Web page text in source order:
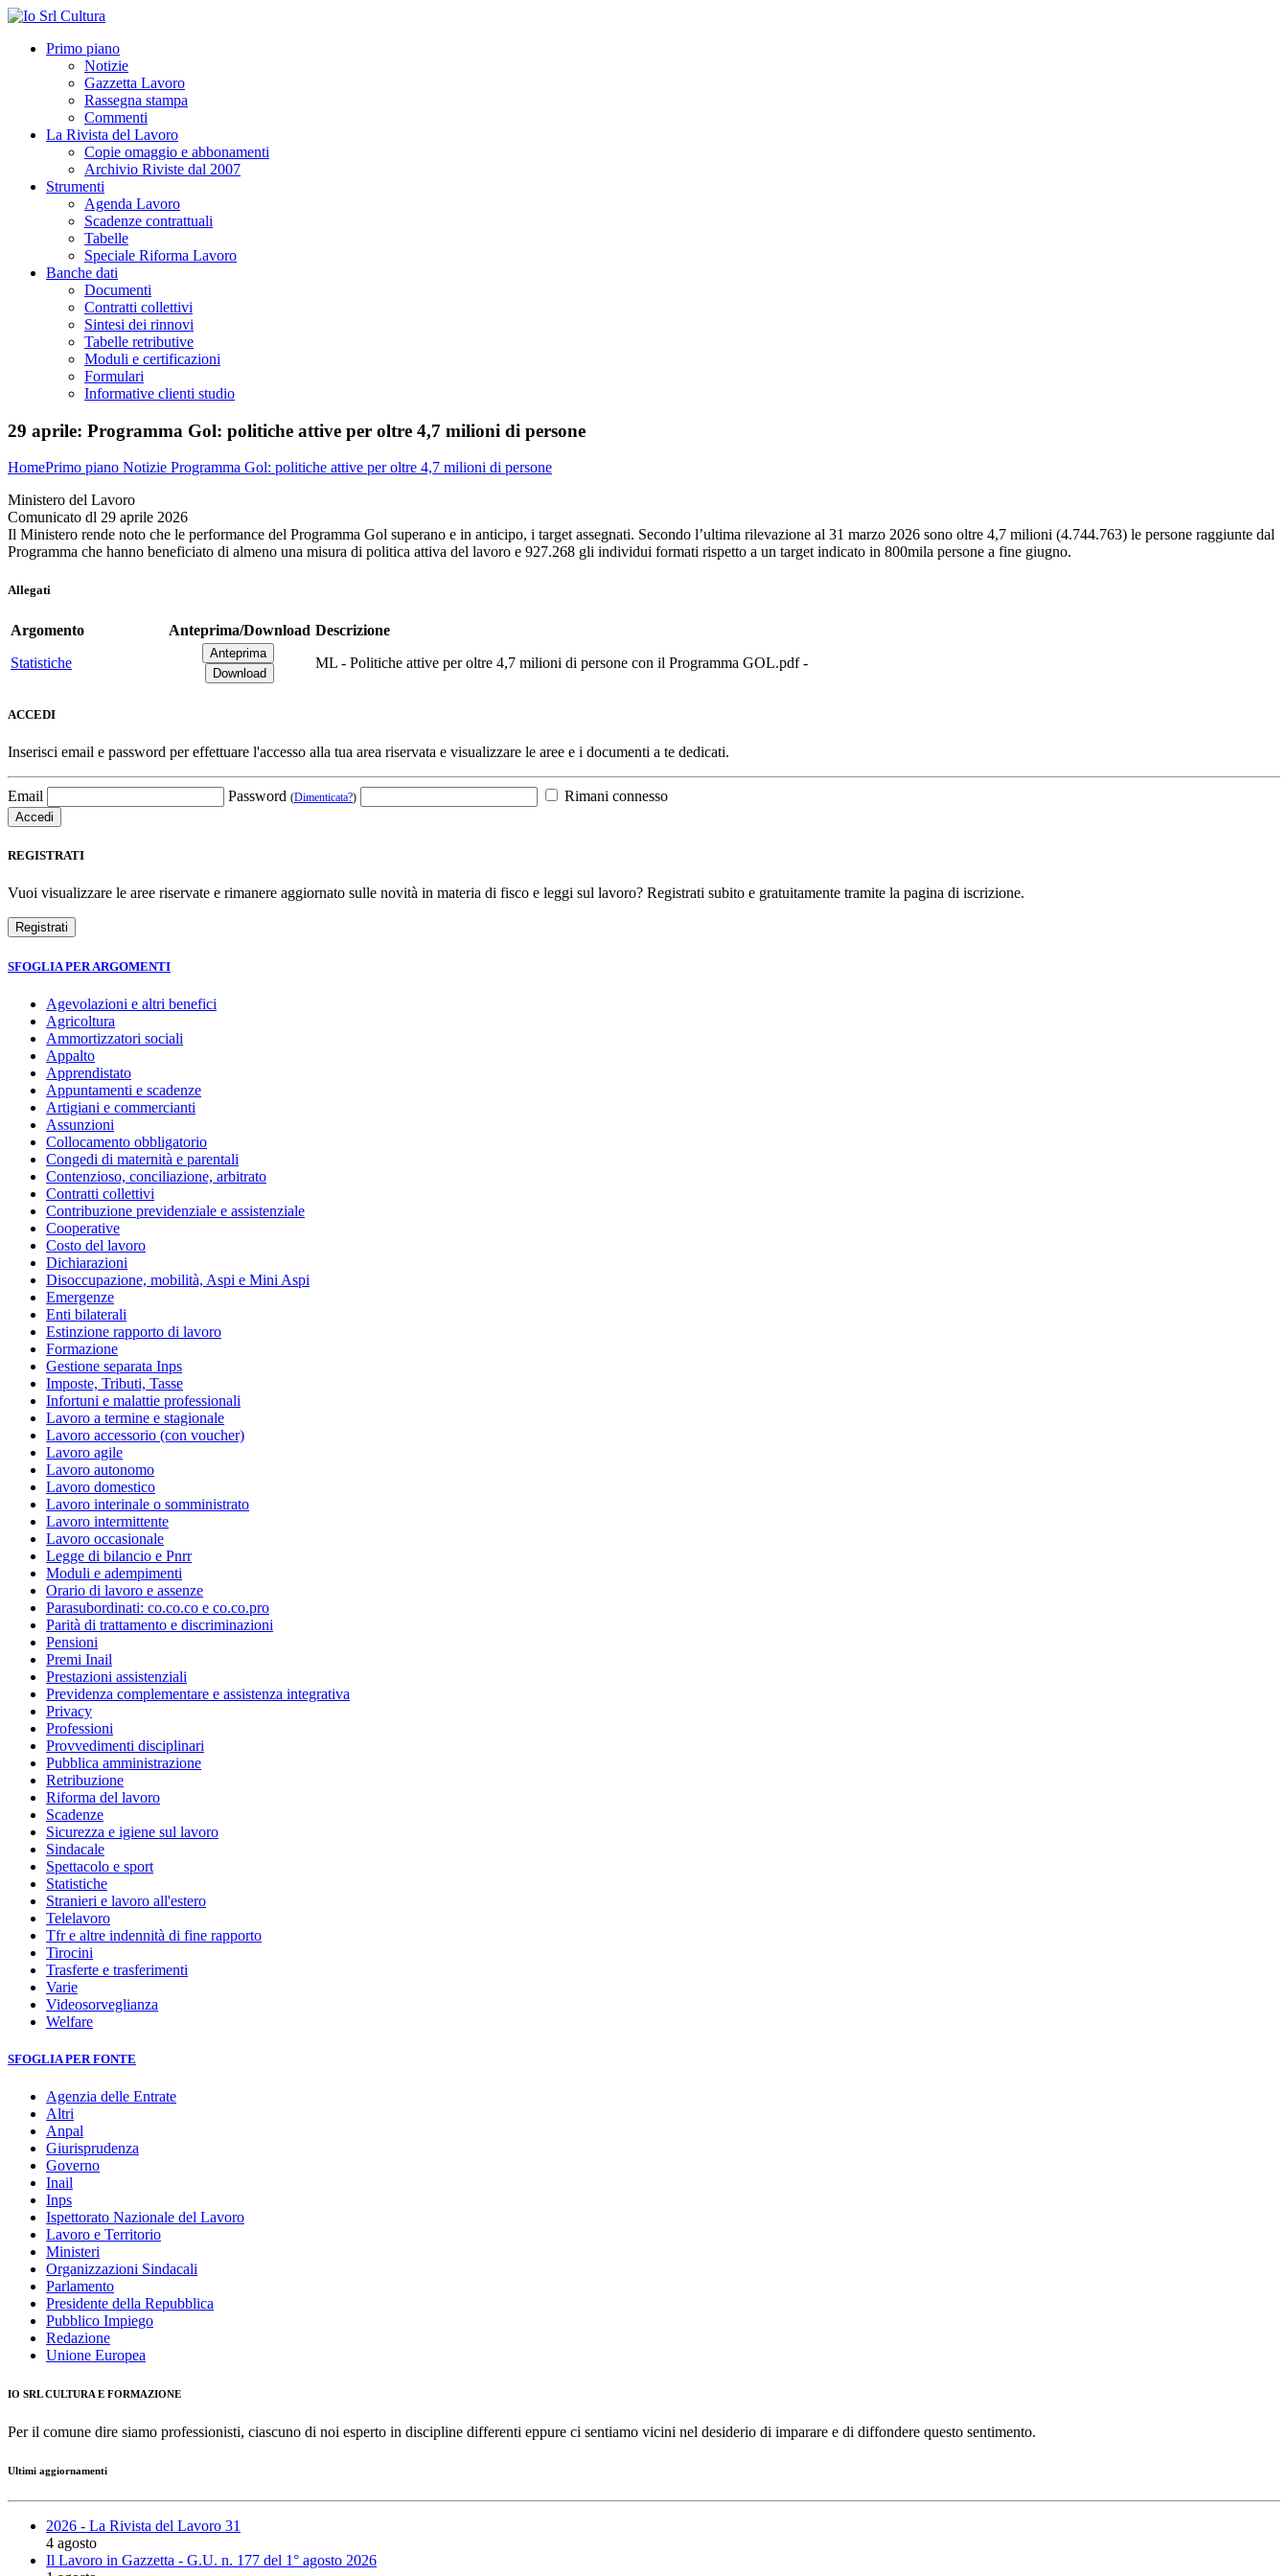
Primo piano
Notizie
Gazzetta Lavoro
Rassegna stampa
Commenti
La Rivista del Lavoro
Copie omaggio e abbonamenti
Archivio Riviste dal 2007
Strumenti
Agenda Lavoro
Scadenze contrattuali
Tabelle
Speciale Riforma Lavoro
Banche dati
Documenti
Contratti collettivi
Sintesi dei rinnovi
Tabelle retributive
Moduli e certificazioni
Formulari
Informative clienti studio
29 aprile: Programma Gol: politiche attive per oltre 4,7 milioni di persone
HomePrimo piano Notizie Programma Gol: politiche attive per oltre 4,7 milioni di persone
Ministero del Lavoro
Comunicato dl 29 aprile 2026
Il Ministero rende noto che le performance del Programma Gol superano e in anticipo, i target assegnati. Secondo l’ultima rilevazione al 31 marzo 2026 sono oltre 4,7 milioni (4.744.763) le persone raggiunte dal
Programma che hanno beneficiato di almeno una misura di politica attiva del lavoro e 927.268 gli individui formati rispetto a un target indicato in 800mila persone a fine giugno.
Allegati
Argomento Anteprima/Download Descrizione
Statistiche
ML - Politiche attive per oltre 4,7 milioni di persone con il Programma GOL.pdf -
ACCEDI
Inserisci email e password per effettuare l'accesso alla tua area riservata e visualizzare le aree e i documenti a te dedicati.
Email Password (Dimenticata?) Rimani connesso
REGISTRATI
Vuoi visualizzare le aree riservate e rimanere aggiornato sulle novità in materia di fisco e leggi sul lavoro? Registrati subito e gratuitamente tramite la pagina di iscrizione.
SFOGLIA PER ARGOMENTI
Agevolazioni e altri benefici
Agricoltura
Ammortizzatori sociali
Appalto
Apprendistato
Appuntamenti e scadenze
Artigiani e commercianti
Assunzioni
Collocamento obbligatorio
Congedi di maternità e parentali
Contenzioso, conciliazione, arbitrato
Contratti collettivi
Contribuzione previdenziale e assistenziale
Cooperative
Costo del lavoro
Dichiarazioni
Disoccupazione, mobilità, Aspi e Mini Aspi
Emergenze
Enti bilaterali
Estinzione rapporto di lavoro
Formazione
Gestione separata Inps
Imposte, Tributi, Tasse
Infortuni e malattie professionali
Lavoro a termine e stagionale
Lavoro accessorio (con voucher)
Lavoro agile
Lavoro autonomo
Lavoro domestico
Lavoro interinale o somministrato
Lavoro intermittente
Lavoro occasionale
Legge di bilancio e Pnrr
Moduli e adempimenti
Orario di lavoro e assenze
Parasubordinati: co.co.co e co.co.pro
Parità di trattamento e discriminazioni
Pensioni
Premi Inail
Prestazioni assistenziali
Previdenza complementare e assistenza integrativa
Privacy
Professioni
Provvedimenti disciplinari
Pubblica amministrazione
Retribuzione
Riforma del lavoro
Scadenze
Sicurezza e igiene sul lavoro
Sindacale
Spettacolo e sport
Statistiche
Stranieri e lavoro all'estero
Telelavoro
Tfr e altre indennità di fine rapporto
Tirocini
Trasferte e trasferimenti
Varie
Videosorveglianza
Welfare
SFOGLIA PER FONTE
Agenzia delle Entrate
Altri
Anpal
Giurisprudenza
Governo
Inail
Inps
Ispettorato Nazionale del Lavoro
Lavoro e Territorio
Ministeri
Organizzazioni Sindacali
Parlamento
Presidente della Repubblica
Pubblico Impiego
Redazione
Unione Europea
IO SRL CULTURA E FORMAZIONE
Per il comune dire siamo professionisti, ciascuno di noi esperto in discipline differenti eppure ci sentiamo vicini nel desiderio di imparare e di diffondere questo sentimento.
Ultimi aggiornamenti
2026 - La Rivista del Lavoro 31
4 agosto
Il Lavoro in Gazzetta - G.U. n. 177 del 1° agosto 2026